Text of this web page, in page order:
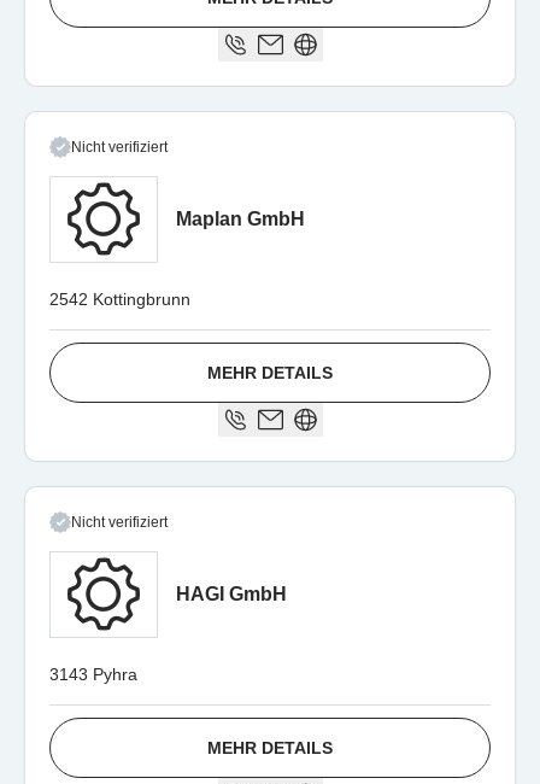
Nicht verifiziert
Maplan GmbH
2542 Kottingbrunn
MEHR DETAILS
Nicht verifiziert
HAGI GmbH
3143 Pyhra
MEHR DETAILS